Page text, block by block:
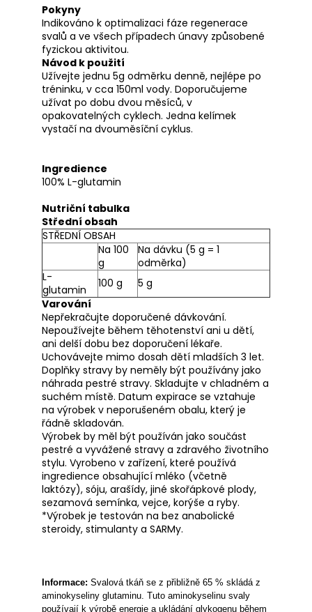
Pokyny
Indikováno k optimalizaci fáze regenerace
svalů a ve všech případech únavy způsobené
fyzickou aktivitou.
Návod k použití
Užívejte jednu 5g odměrku denně, nejlépe po
tréninku, v cca 150ml vody. Doporučujeme
užívat po dobu dvou měsíců, v
opakovatelných cyklech. Jedna kelímek
vystačí na dvouměsíční cyklus.
Ingredience
100% L-glutamin
Nutriční tabulka
Střední obsah
STŘEDNÍ OBSAH
Na 100
g
Na dávku (5 g = 1
odměrka)
L-
glutamin
100 g
5 g
Varování
Nepřekračujte doporučené dávkování.
Nepoužívejte během těhotenství ani u dětí,
ani delší dobu bez doporučení lékaře.
Uchovávejte mimo dosah dětí mladších 3 let.
Doplňky stravy by neměly být používány jako
náhrada pestré stravy. Skladujte v chladném a
suchém místě. Datum expirace se vztahuje
na výrobek v neporušeném obalu, který je
řádně skladován.
Výrobek by měl být používán jako součást
pestré a vyvážené stravy a zdravého životního
stylu. Vyrobeno v zařízení, které používá
ingredience obsahující mléko (včetně
laktózy), sóju, arašídy, jiné skořápkové plody,
sezamová semínka, vejce, korýše a ryby.
*Výrobek je testován na bez anabolické
steroidy, stimulanty a SARMy.
Informace: Svalová tkáň se z přibližně 65 % skládá z
aminokyseliny glutaminu. Tuto aminokyselinu svaly
používají k výrobě energie a ukládání glykogenu během